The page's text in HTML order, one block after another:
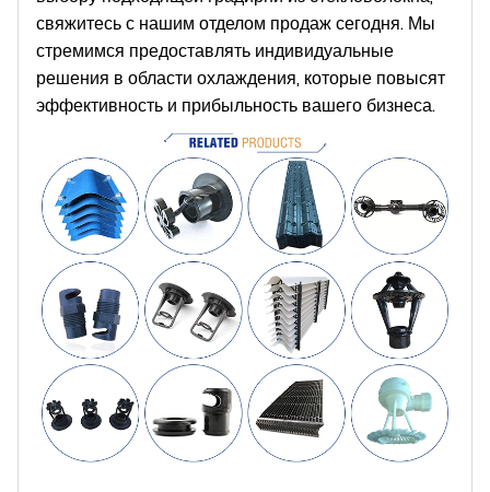
свяжитесь с нашим отделом продаж сегодня. Мы
стремимся предоставлять индивидуальные
решения в области охлаждения, которые повысят
эффективность и прибыльность вашего бизнеса.